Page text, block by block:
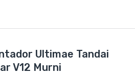
Ultimae Tandai
V12 Murni